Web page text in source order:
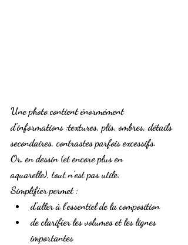
Une photo contient énormément
d’informations :textures, plis, ombres, détails
secondaires, contrastes parfois excessifs.
Or, en dessin (et encore plus en
aquarelle), tout n’est pas utile.
Simplifier permet :
d’aller à l’essentiel de la composition
de clarifier les volumes et les lignes
importantes